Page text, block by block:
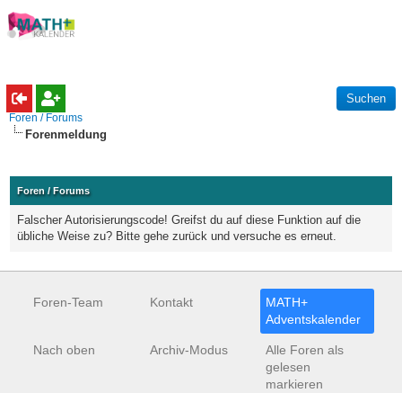
Foren / Forums
Forenmeldung
Foren / Forums
Falscher Autorisierungscode! Greifst du auf diese Funktion auf die
übliche Weise zu? Bitte gehe zurück und versuche es erneut.
Foren-Team Kontakt
MATH+
Adventskalender
Nach oben Archiv-Modus
Alle Foren als
gelesen
markieren